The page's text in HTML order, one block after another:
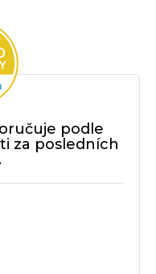
podle
za posledních